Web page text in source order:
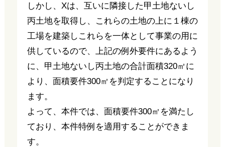
しかし、Xは、互いに隣接した甲土地ないし
丙土地を取得し、これらの土地の上に１棟の
工場を建築しこれらを一体として事業の用に
供しているので、上記の例外要件にあるよう
に、甲土地ないし丙土地の合計面積320㎡に
より、面積要件300㎡を判定することになり
ます。
よって、本件では、面積要件300㎡を満たし
ており、本件特例を適用することができま
す。